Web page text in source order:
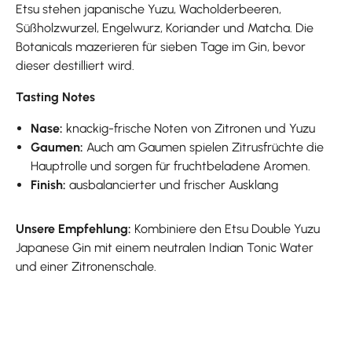
Etsu stehen japanische Yuzu, Wacholderbeeren,
Süßholzwurzel, Engelwurz, Koriander und Matcha. Die
Botanicals mazerieren für sieben Tage im Gin, bevor
dieser destilliert wird.
Tasting Notes
Nase: knackig-frische Noten von Zitronen und Yuzu
Gaumen: Auch am Gaumen spielen Zitrusfrüchte die
Hauptrolle und sorgen für fruchtbeladene Aromen.
Finish: ausbalancierter und frischer Ausklang
Unsere Empfehlung: Kombiniere den Etsu Double Yuzu
Japanese Gin mit einem neutralen Indian Tonic Water
und einer Zitronenschale.